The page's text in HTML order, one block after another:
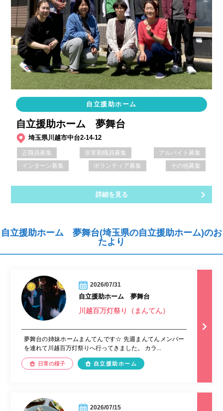
自立援助ホーム
自立援助ホーム 夢舞台
埼玉県川越市中台2-14-12
正職員募集 非常勤職員募集
アルバイト募集
インターン募集
ボランティア募集 その他募集
詳細を見る
自立援助ホーム 夢舞台(埼玉県の自立援助ホーム)のお
たより
2026/07/31
自立援助ホーム 夢舞台
川越百万灯祭り（まんてん）
夢舞台の姉妹ホームまんてんです☆ 先週まんてんメンバー
を連れて川越百万灯祭りへ行ってきました。 カラ...
日常の様子 自立援助ホーム
2026/07/15